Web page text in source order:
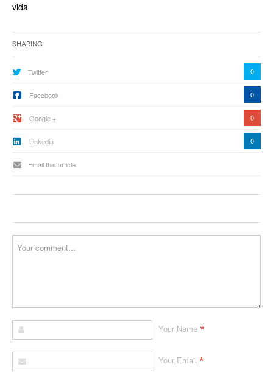
vida
Sharing
Twitter 0
Facebook 0
Google + 0
Linkedin 0
Email this article
Your Name *
Your Email *